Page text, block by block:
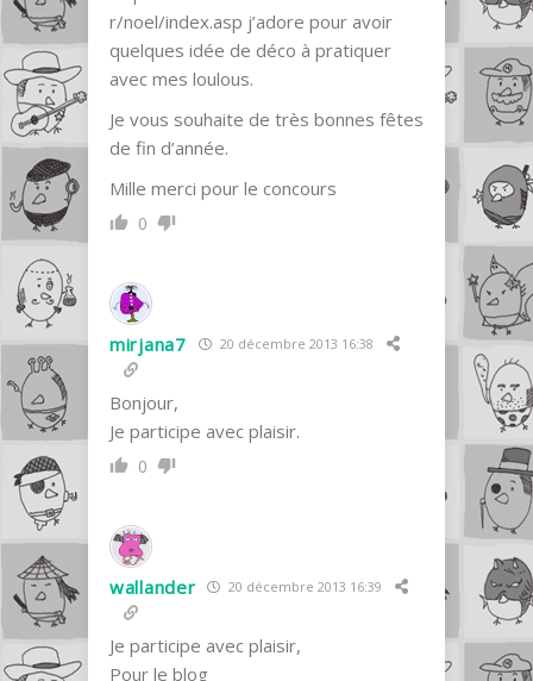
r/noel/index.asp j’adore pour avoir
quelques idée de déco à pratiquer
avec mes loulous.
Je vous souhaite de très bonnes fêtes
de fin d’année.
Mille merci pour le concours
0
mirjana7 20 décembre 2013 16:38
Bonjour,
Je participe avec plaisir.
0
wallander 20 décembre 2013 16:39
Je participe avec plaisir,
Pour le blog